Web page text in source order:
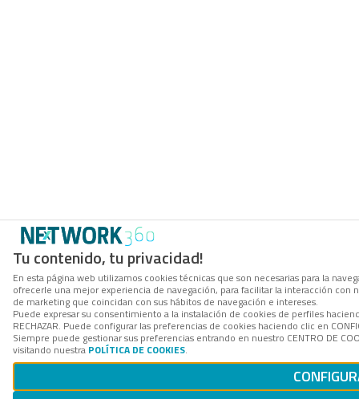
Tu contenido, tu privacidad!
En esta página web utilizamos cookies técnicas que son necesarias para la
ofrecerle una mejor experiencia de navegación, para facilitar la interacción
de marketing que coincidan con sus hábitos de navegación e intereses.
Puede expresar su consentimiento a la instalación de cookies de perfiles
RECHAZAR. Puede configurar las preferencias de cookies haciendo clic en
Siempre puede gestionar sus preferencias entrando en nuestro CENTRO DE
visitando nuestra POLÍTICA DE COOKIES.